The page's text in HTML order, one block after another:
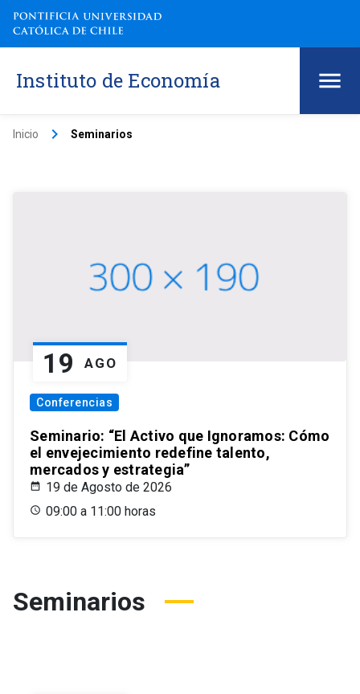
Instituto de Economía
Inicio keyboard_arrow_right Seminarios
19 AGO
Conferencias
Seminario: “El Activo que Ignoramos: Cómo
el envejecimiento redefine talento,
mercados y estrategia”
19 de Agosto de 2026
09:00 a 11:00 horas
Seminarios